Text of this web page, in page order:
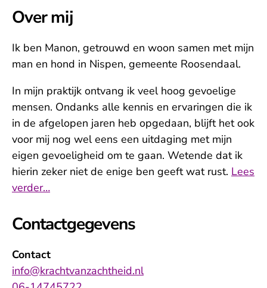
Over mij
Ik ben Manon, getrouwd en woon samen met mijn
man en hond in Nispen, gemeente Roosendaal.
In mijn praktijk ontvang ik veel hoog gevoelige
mensen. Ondanks alle kennis en ervaringen die ik
in de afgelopen jaren heb opgedaan, blijft het ook
voor mij nog wel eens een uitdaging met mijn
eigen gevoeligheid om te gaan. Wetende dat ik
hierin zeker niet de enige ben geeft wat rust. Lees
verder…
Contactgegevens
Contact
info@krachtvanzachtheid.nl